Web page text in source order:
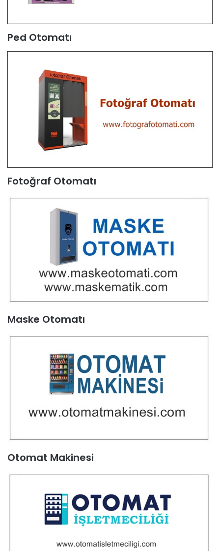
Ped Otomatı
Fotoğraf Otomatı
Maske Otomatı
Otomat Makinesi